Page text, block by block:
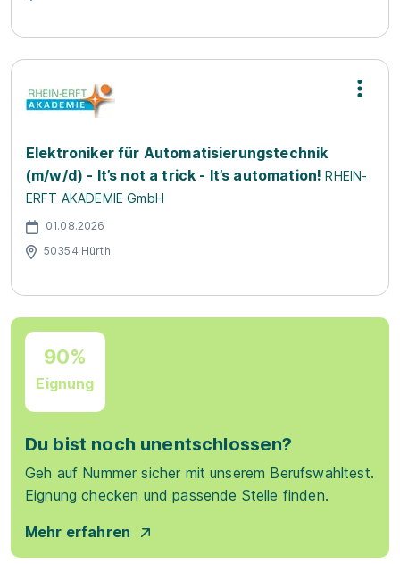
Elektroniker für Automatisierungstechnik
(m/w/d) - It’s not a trick - It’s automation! RHEIN-
ERFT AKADEMIE GmbH
01.08.2026
50354 Hürth
90%
Eignung
Du bist noch unentschlossen?
Geh auf Nummer sicher mit unserem Berufswahltest.
Eignung checken und passende Stelle finden.
Mehr erfahren